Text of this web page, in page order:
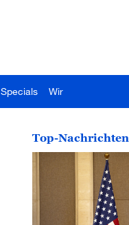
Specials Wir
Top-Nachrichten